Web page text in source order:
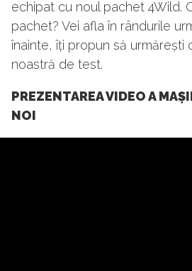
echipat cu noul pachet 4Wild.
pachet? Vei afla în rândurile
înainte, îți propun să urmărești
noastră de test.
PREZENTAREA VIDEO A
NOI